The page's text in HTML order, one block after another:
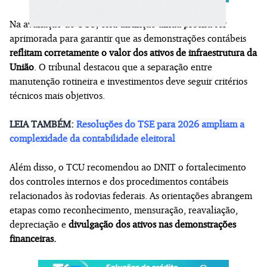
Na avaliação do TCU, essa distinção ainda precisa ser
aprimorada para garantir que as demonstrações contábeis
reflitam corretamente o valor dos ativos de infraestrutura da
União. O tribunal destacou que a separação entre
manutenção rotineira e investimentos deve seguir critérios
técnicos mais objetivos.
LEIA TAMBÉM: Resoluções do TSE para 2026 ampliam a
complexidade da contabilidade eleitoral
Além disso, o TCU recomendou ao DNIT o fortalecimento
dos controles internos e dos procedimentos contábeis
relacionados às rodovias federais. As orientações abrangem
etapas como reconhecimento, mensuração, reavaliação,
depreciação e divulgação dos ativos nas demonstrações
financeiras.